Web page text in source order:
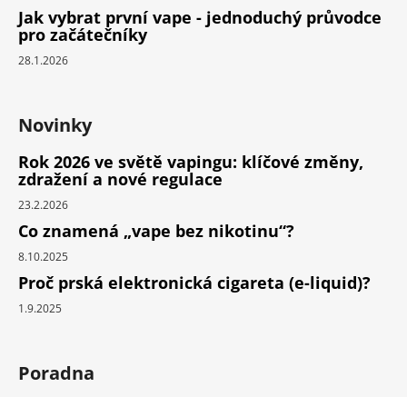
Jak vybrat první vape - jednoduchý průvodce
pro začátečníky
28.1.2026
Novinky
Rok 2026 ve světě vapingu: klíčové změny,
zdražení a nové regulace
23.2.2026
Co znamená „vape bez nikotinu“?
8.10.2025
Proč prská elektronická cigareta (e-liquid)?
1.9.2025
Poradna